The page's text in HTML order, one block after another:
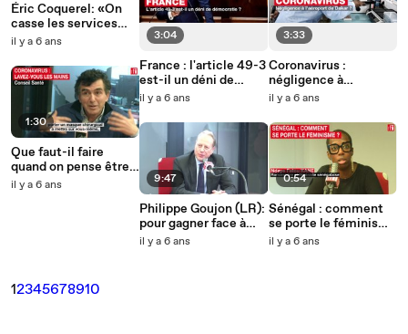
Éric Coquerel: «On
casse les services
publics depuis des
il y a 6 ans
1:30
Que faut-il faire
quand on pense être
contaminé par le
il y a 6 ans
3:04
France : l'article 49-3
est-il un déni de
démocratie ?
il y a 6 ans
9:47
Philippe Goujon (LR):
pour gagner face à
Anne Hidalgo, «il est
il y a 6 ans
3:33
Coronavirus :
négligence à
l'aéroport de Dakar ?
il y a 6 ans
0:54
Sénégal : comment
se porte le féminisme
?
il y a 6 ans
12345678910